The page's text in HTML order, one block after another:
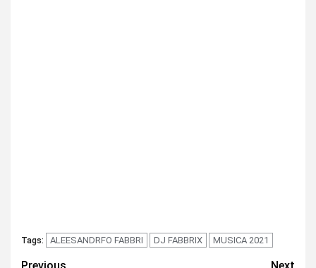
Tags: ALEESANDRFO FABBRI DJ FABBRIX MUSICA 2021